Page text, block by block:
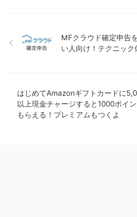
MFクラウド確定申告
い人向け！テクニック
はじめてAmazonギフトカードに
以上現金チャージすると1000ポイ
もらえる！プレミアムもつくよ